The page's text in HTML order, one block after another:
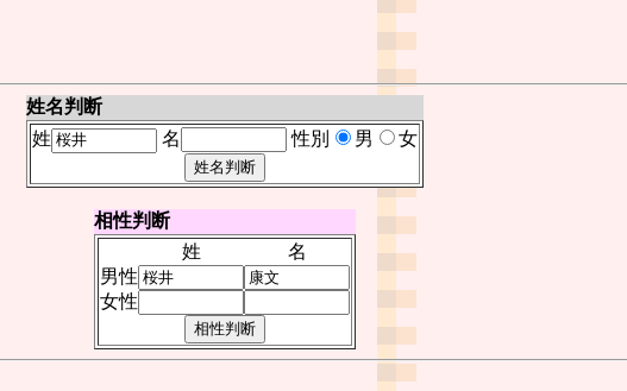
姓名判断
姓
名 性別 男 女
相性判断
姓
名
男性
女性